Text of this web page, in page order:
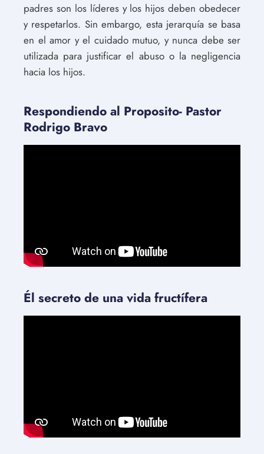
padres son los líderes y los hijos deben obedecer
y respetarlos. Sin embargo, esta jerarquía se basa
en el amor y el cuidado mutuo, y nunca debe ser
utilizada para justificar el abuso o la negligencia
hacia los hijos.
Respondiendo al Proposito- Pastor
Rodrigo Bravo
Él secreto de una vida fructífera